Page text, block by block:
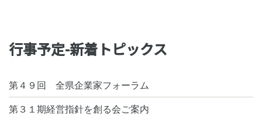
行事予定-新着トピックス
第４９回 全県企業家フォーラム
第３１期経営指針を創る会ご案内